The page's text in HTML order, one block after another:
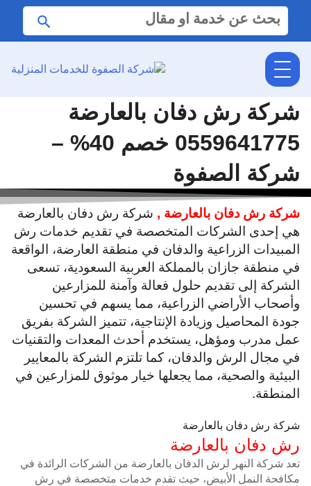
البحث
عن:
شركة رش دفان بالعارضة
0559641775 خصم 40% –
شركة الصفوة
شركة رش دفان بالعارضة , شركة رش دفان بالعارضة
هي إحدى الشركات المتخصصة في تقديم خدمات رش
المبيدات الزراعية والدفان في منطقة العارضة، الواقعة
في منطقة جازان بالمملكة العربية السعودية، تسعى
الشركة إلى تقديم حلول فعالة وآمنة للمزارعين
وأصحاب الأراضي الزراعية، مما يسهم في تحسين
جودة المحاصيل وزيادة الإنتاجية، تتميز الشركة بفريق
عمل مدرب ومؤهل، يستخدم أحدث المعدات والتقنيات
في مجال الرش والدفان، كما تلتزم الشركة بالمعايير
البيئية والصحية، مما يجعلها خيار موثوق للمزارعين في
المنطقة.
شركة رش دفان بالعارضة
رش دفان بالعارضة
تعد شركة النهر لرش الدفان بالعارضة من الشركات الرائدة في
مكافحة النمل الأبيض، حيث تقدم خدمات متخصصة في رش